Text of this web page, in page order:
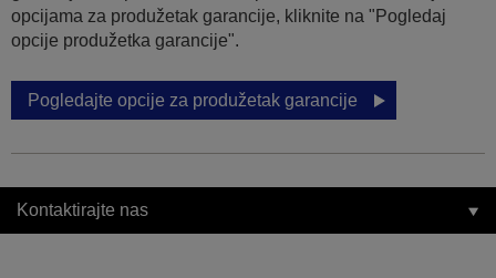
opcijama za produžetak garancije, kliknite na "Pogledaj
opcije produžetka garancije".
Pogledajte opcije za produžetak garancije
Kontaktirajte nas